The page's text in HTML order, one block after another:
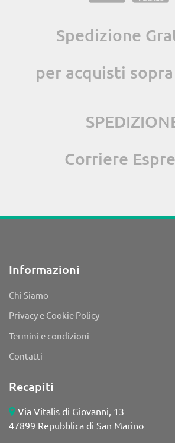
Spedizione
per acquisti
Corriere
Informazioni
Chi Siamo
Privacy e Cookie Policy
Termini e condizioni
Contatti
Recapiti
Via Vitalis di Giovanni, 13
47899 Repubblica di San Marino